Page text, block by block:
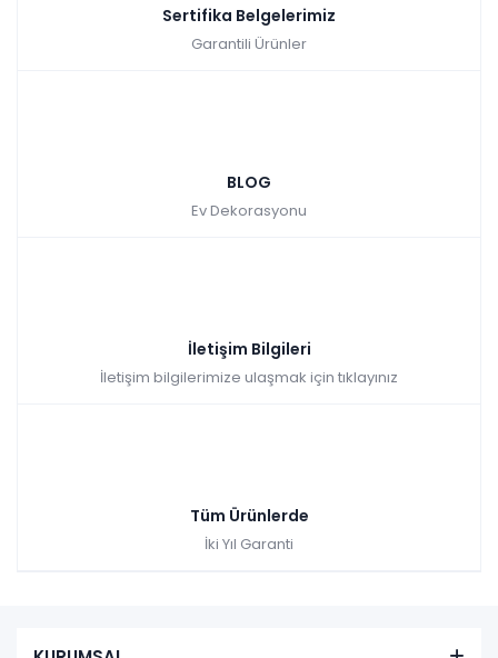
Sertifika Belgelerimiz
Garantili Ürünler
BLOG
Ev Dekorasyonu
İletişim Bilgileri
İletişim bilgilerimize ulaşmak için tıklayınız
Tüm Ürünlerde
İki Yıl Garanti